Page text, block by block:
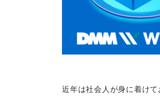
近年は社会人が身に着け